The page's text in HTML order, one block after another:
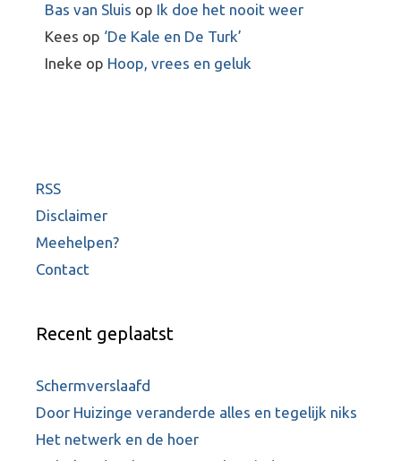
Bas van Sluis op Ik doe het nooit weer
Kees op ‘De Kale en De Turk’
Ineke op Hoop, vrees en geluk
RSS
Disclaimer
Meehelpen?
Contact
Recent geplaatst
Schermverslaafd
Door Huizinge veranderde alles en tegelijk niks
Het netwerk en de hoer